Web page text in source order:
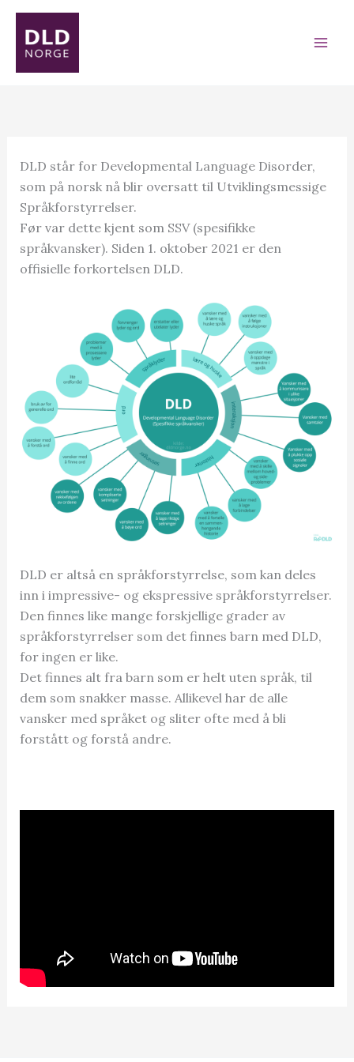
Skip
content
DLD står for Developmental Language Disorder,
som på norsk nå blir oversatt til Utviklingsmessige
Språkforstyrrelser.
Før var dette kjent som SSV (spesifikke
språkvansker). Siden 1. oktober 2021 er den
offisielle forkortelsen DLD.
DLD er altså en språkforstyrrelse, som kan deles
inn i impressive- og ekspressive språkforstyrrelser.
Den finnes like mange forskjellige grader av
språkforstyrrelser som det finnes barn med DLD,
for ingen er like.
Det finnes alt fra barn som er helt uten språk, til
dem som snakker masse. Allikevel har de alle
vansker med språket og sliter ofte med å bli
forstått og forstå andre.